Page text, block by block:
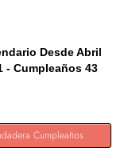
Desde Abril
- Cumpleaños 43
Cumpleaños